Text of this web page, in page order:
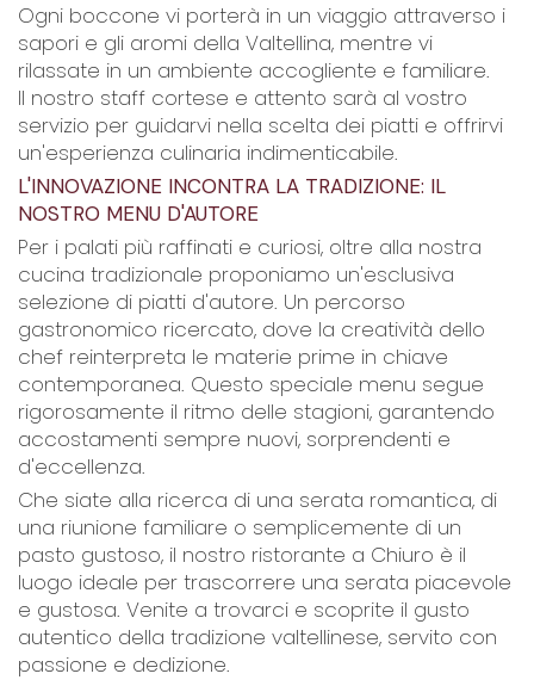
Ogni boccone vi porterà in un viaggio attraverso i
sapori e gli aromi della Valtellina, mentre vi
rilassate in un ambiente accogliente e familiare.
Il nostro staff cortese e attento sarà al vostro
servizio per guidarvi nella scelta dei piatti e offrirvi
un'esperienza culinaria indimenticabile.
L'INNOVAZIONE INCONTRA LA TRADIZIONE: IL
NOSTRO MENU D'AUTORE
Per i palati più raffinati e curiosi, oltre alla nostra
cucina tradizionale proponiamo un'esclusiva
selezione di piatti d'autore. Un percorso
gastronomico ricercato, dove la creatività dello
chef reinterpreta le materie prime in chiave
contemporanea. Questo speciale menu segue
rigorosamente il ritmo delle stagioni, garantendo
accostamenti sempre nuovi, sorprendenti e
d'eccellenza.
Che siate alla ricerca di una serata romantica, di
una riunione familiare o semplicemente di un
pasto gustoso, il nostro ristorante a Chiuro è il
luogo ideale per trascorrere una serata piacevole
e gustosa. Venite a trovarci e scoprite il gusto
autentico della tradizione valtellinese, servito con
passione e dedizione.